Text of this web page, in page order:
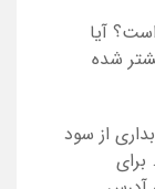
آیا
شده
از سود